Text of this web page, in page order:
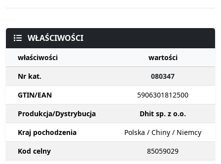
WŁAŚCIWOŚCI
właściwości
wartości
Nr kat.
080347
GTIN/EAN
5906301812500
Produkcja/Dystrybucja
Dhit sp. z o.o.
Kraj pochodzenia
Polska / Chiny / Niemcy
Kod celny
85059029